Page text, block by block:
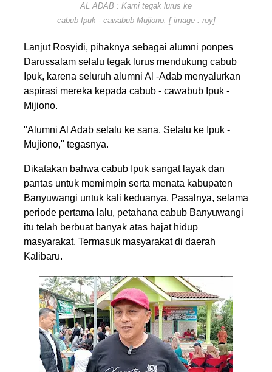
AL ADAB : Kami tegak lurus ke
cabub Ipuk - cawabub Mujiono. [ image : roy]
Lanjut Rosyidi, pihaknya sebagai alumni ponpes
Darussalam selalu tegak lurus mendukung cabub
Ipuk, karena seluruh alumni Al -Adab menyalurkan
aspirasi mereka kepada cabub - cawabub Ipuk -
Mijiono.
"Alumni Al Adab selalu ke sana. Selalu ke Ipuk -
Mujiono," tegasnya.
Dikatakan bahwa cabub Ipuk sangat layak dan
pantas untuk memimpin serta menata kabupaten
Banyuwangi untuk kali keduanya. Pasalnya, selama
periode pertama lalu, petahana cabub Banyuwangi
itu telah berbuat banyak atas hajat hidup
masyarakat. Termasuk masyarakat di daerah
Kalibaru.